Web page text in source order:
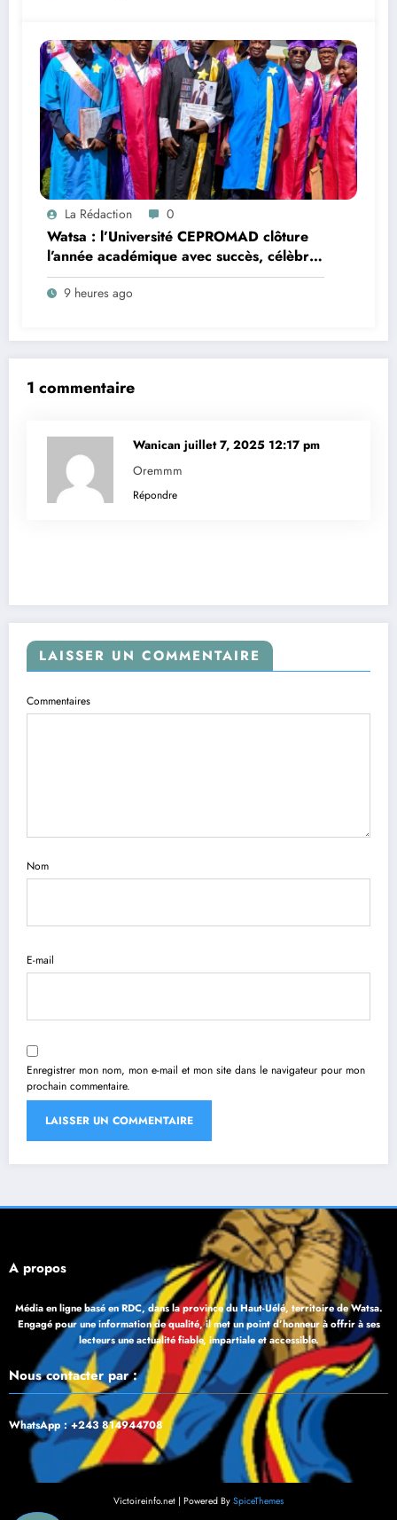
La Rédaction 0
Watsa : l’Université CEPROMAD clôture
l’année académique avec succès, célèbre
la collation des grades et remet des
diplômes homologués
9 heures ago
1 commentaire
Wanican juillet 7, 2025 12:17 pm
Oremmm
Répondre
LAISSER UN COMMENTAIRE
Commentaires
Nom
E-mail
Enregistrer mon nom, mon e-mail et mon site dans le navigateur pour mon
prochain commentaire.
À propos
Média en ligne basé en RDC, dans la province du Haut-Uélé, territoire de Watsa.
Engagé pour une information de qualité, il met un point d’honneur à offrir à ses
lecteurs une actualité fiable, impartiale et accessible.
Nous contacter par :
WhatsApp : +243 814944708
Victoireinfo.net | Powered By SpiceThemes